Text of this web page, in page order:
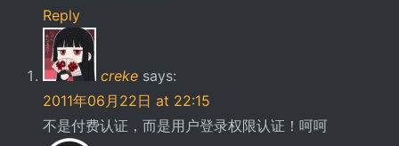
Reply
creke says:
2011年06月22日 at 22:15
不是付费认证，而是用户登录权限认证！呵呵